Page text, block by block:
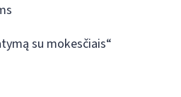
su mokesčiais“